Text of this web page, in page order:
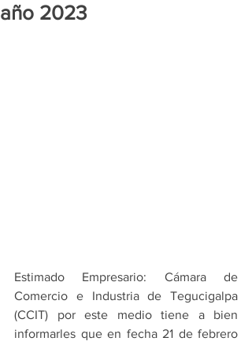
año 2023
Estimado Empresario: Cámara de
Comercio e Industria de Tegucigalpa
(CCIT) por este medio tiene a bien
informarles que en fecha 21 de febrero